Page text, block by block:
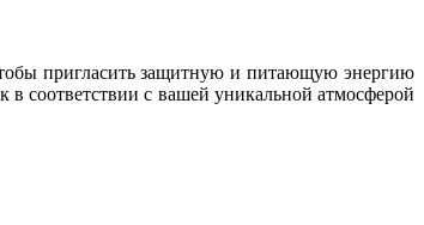
пригласить защитную и питающую энергию
в соответствии с вашей уникальной атмосферой